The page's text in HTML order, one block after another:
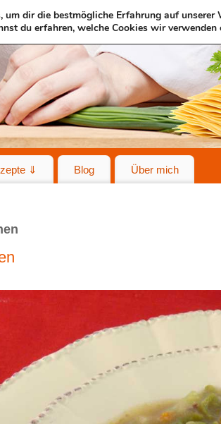
⇓ Blog Über mich
um dir die bestmögliche Erfahrung auf unserer
du erfahren, welche Cookies wir verwenden